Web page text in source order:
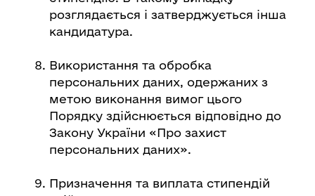
розглядається і затверджується інша
кандидатура.
Використання та обробка
персональних даних, одержаних з
метою виконання вимог цього
Порядку здійснюється відповідно до
Закону України «Про захист
персональних даних».
Призначення та виплата стипендій